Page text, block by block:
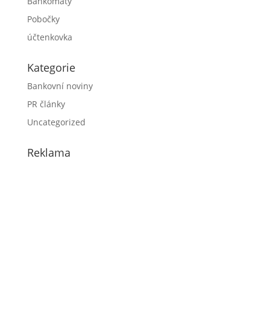
Pobočky
účtenkovka
Kategorie
Bankovní noviny
PR články
Uncategorized
Reklama